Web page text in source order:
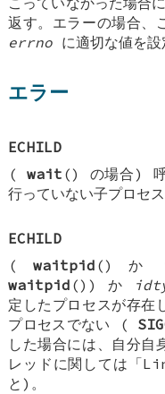
返す。エラーの場合、
errno に適切な値を設
エラー
ECHILD
(wait () の場合) 呼
行っていない子プロセス
ECHILD
( waitpid () か
waitpid ()) か
定したプロセスが存在
プロセスでない (
した場合には、自分自
レッドに関しては「
と)。